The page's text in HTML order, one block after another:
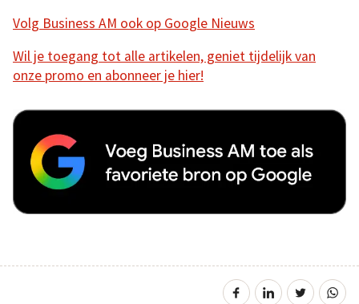
Volg Business AM ook op Google Nieuws
Wil je toegang tot alle artikelen, geniet tijdelijk van
onze promo en abonneer je hier!